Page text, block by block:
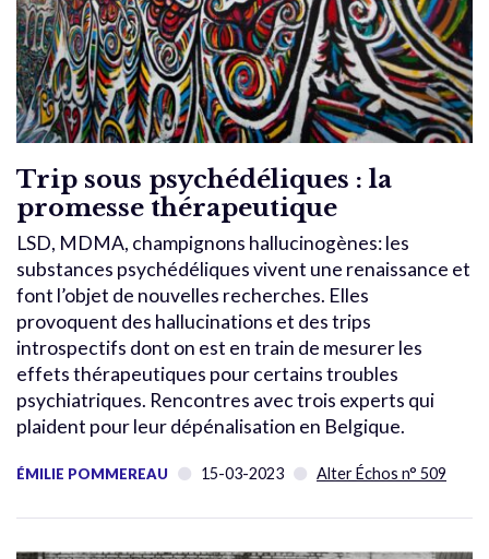
Trip sous psychédéliques : la
promesse thérapeutique
LSD, MDMA, champignons hallucinogènes: les
substances psychédéliques vivent une renaissance et
font l’objet de nouvelles recherches. Elles
provoquent des hallucinations et des trips
introspectifs dont on est en train de mesurer les
effets thérapeutiques pour certains troubles
psychiatriques. Rencontres avec trois experts qui
plaident pour leur dépénalisation en Belgique.
ÉMILIE POMMEREAU 15-03-2023 Alter Échos n° 509